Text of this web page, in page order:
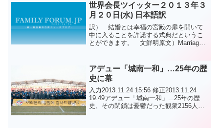
世界会長ツイッター２０１３年３
月２０日(水) 日本語訳
訳） 結婚とは幸福の宮殿の扉を開いて
中に入ることを許諾する式典だというこ
とができます。 文鮮明原文）Marriage
アデュー「城南一和」…25年の歴
史に幕
入力2013.11.24 15:56 修正2013.11.24
19:49アデュー「城南一和」...25年の歴
史、その閉鎖は憂鬱だった観衆2156人。